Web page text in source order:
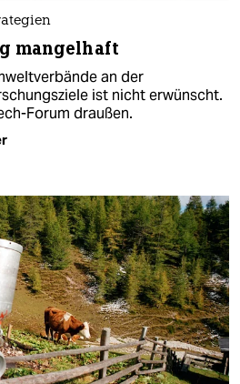
mangelhaft
an der
ist nicht erwünscht.
Forum draußen.